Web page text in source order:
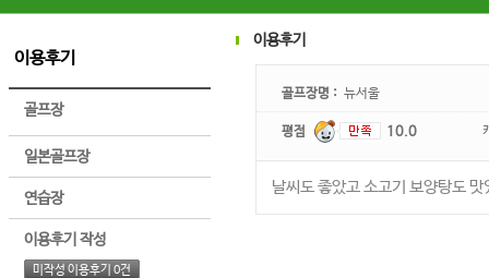
이용후기
골프장
일본골프장
연습장
이용후기 작성
미작성 이용후기 0건
이용후기
골프장명 : 뉴서울
평점 10.0
날씨도 좋았고 소고기 보양탕도